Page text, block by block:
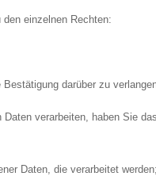
einzelnen Rechten:
darüber zu
Daten verarbeiten, haben Sie
Daten, die verarbeitet werden;